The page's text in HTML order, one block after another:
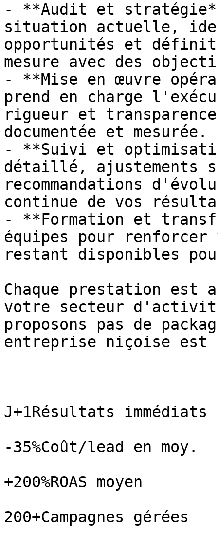
- **Audit et
situation actuelle,
opportunités et
mesure avec des
- **Mise en œuvre
prend en charge
rigueur et
documentée et mesurée.
- **Suivi et
détaillé, ajustements
recommandations
continue de vos
- **Formation et
équipes pour renforcer
restant disponibles
Chaque prestation est
votre secteur
proposons pas de
entreprise niçoise est
J+1Résultats immédiats
-35%Coût/lead en moy.
+200%ROAS moyen
200+Campagnes gérées